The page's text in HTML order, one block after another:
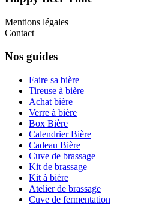
Mentions légales
Contact
Nos guides
Faire sa bière
Tireuse à bière
Achat bière
Verre à bière
Box Bière
Calendrier Bière
Cadeau Bière
Cuve de brassage
Kit de brassage
Kit à bière
Atelier de brassage
Cuve de fermentation